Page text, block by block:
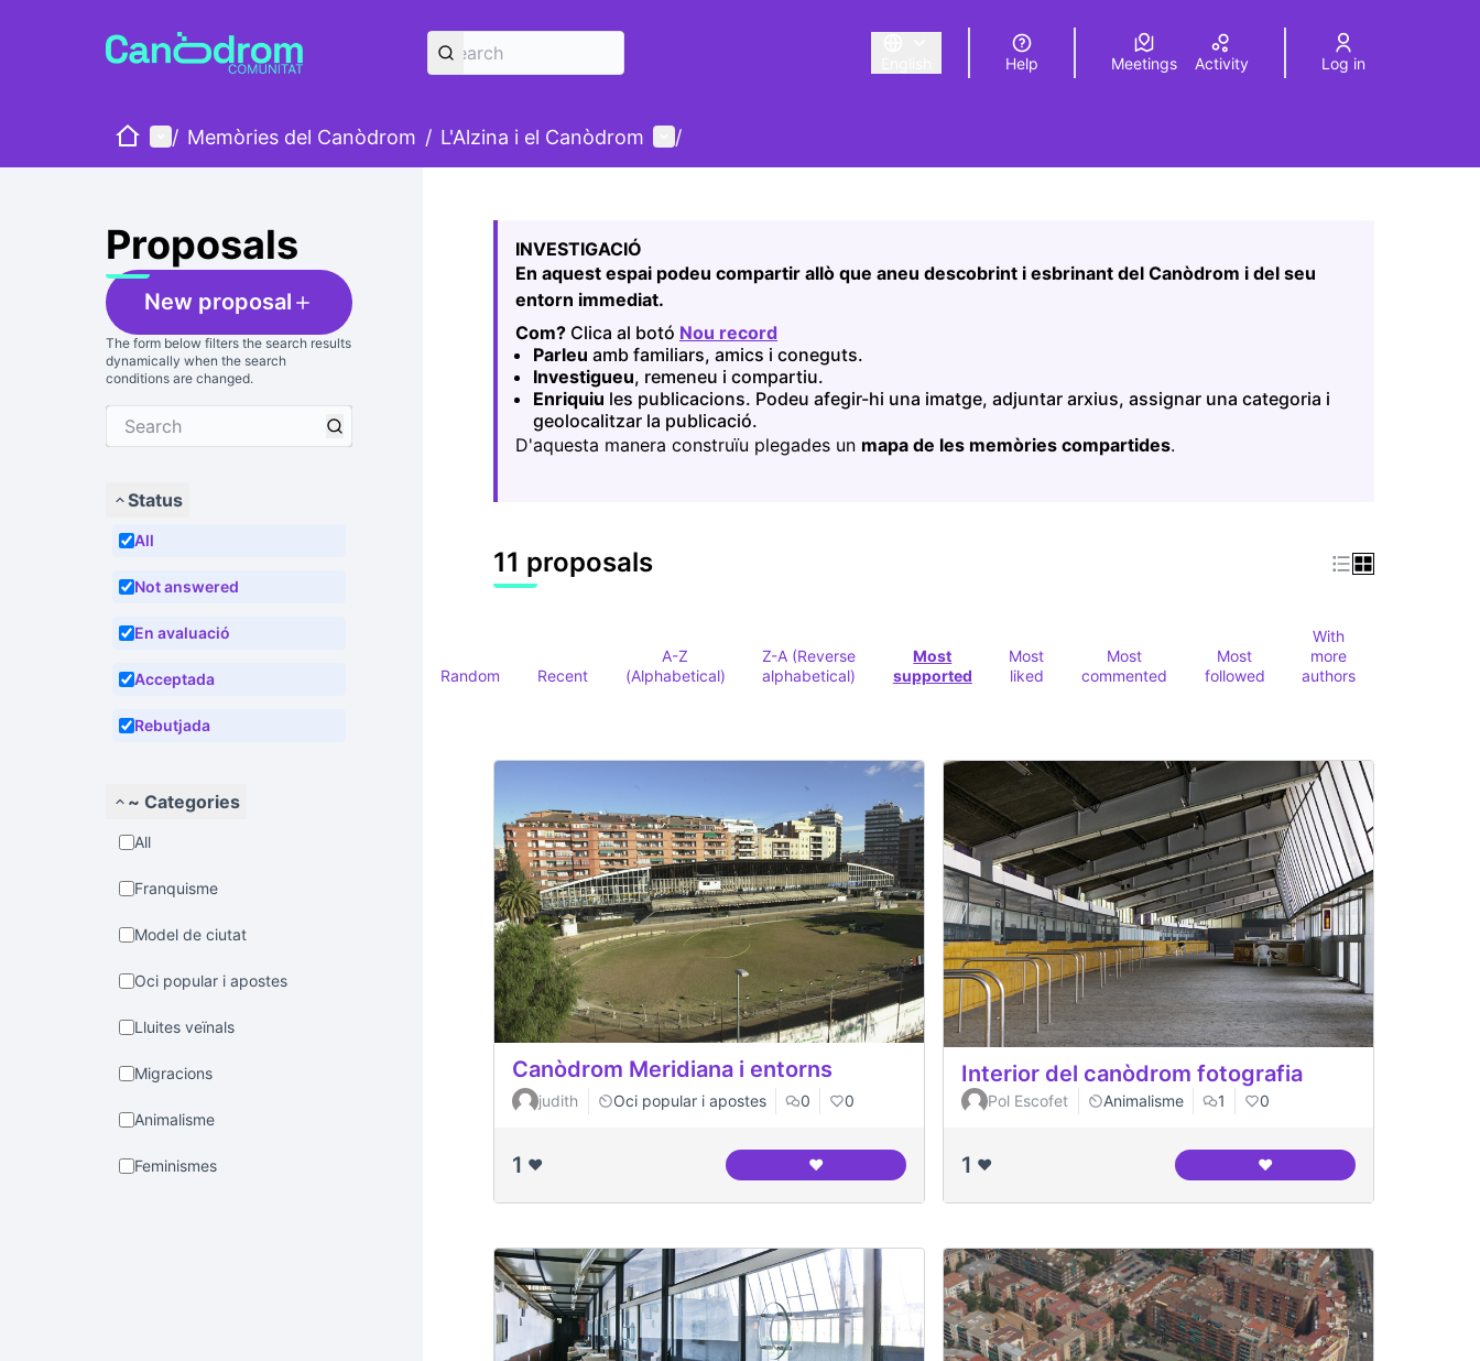
Triar la llengua Elegir el idiomaChoose language
Help Meetings Activity Log in
HomeMain menu
/ Memòries del Canòdrom / L'Alzina i el Canòdrom User menu
/
Proposals
New proposal
The form below filters the search results
dynamically when the search
conditions are changed.
Status
All
Not answered
En avaluació
Acceptada
Rebutjada
~ Categories
All
Franquisme
Model de ciutat
Oci popular i apostes
Lluites veïnals
Migracions
Animalisme
Feminismes
INVESTIGACIÓ
En aquest espai podeu compartir allò que aneu descobrint i esbrinant del Canòdrom i del seu
entorn immediat.
Com? Clica al botó Nou record
(Opens in new tab)
Parleu amb familiars, amics i coneguts.
Investigueu, remeneu i compartiu.
Enriquiu les publicacions. Podeu afegir-hi una imatge, adjuntar arxius, assignar una categoria i
geolocalitzar la publicació.
D'aquesta manera construïu plegades un mapa de les memòries compartides.
11 proposals
Random Recent
A-Z
(Alphabetical)
Z-A (Reverse
alphabetical)
Most
supported
Most
liked
Most
commented
Most
followed
With
more
authors
Canòdrom Meridiana i entorns
judith Oci popular i apostes 0 0
1 ❤️ ❤️Canòdrom Meridiana i entorns
Interior del canòdrom fotografia
Pol Escofet Animalisme 1 0
1 ❤️ ❤️Interior del canòdrom